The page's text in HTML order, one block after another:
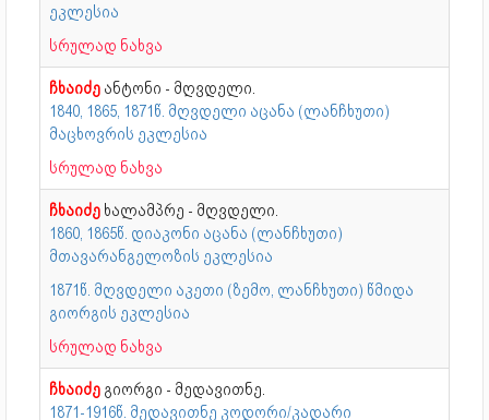
ეკლესია
სრულად ნახვა
ჩხაიძე ანტონი - მღვდელი.
1840, 1865, 1871წ. მღვდელი აცანა (ლანჩხუთი)
მაცხოვრის ეკლესია
სრულად ნახვა
ჩხაიძე ხალამპრე - მღვდელი.
1860, 1865წ. დიაკონი აცანა (ლანჩხუთი)
მთავარანგელოზის ეკლესია
1871წ. მღვდელი აკეთი (ზემო, ლანჩხუთი) წმიდა
გიორგის ეკლესია
სრულად ნახვა
ჩხაიძე გიორგი - მედავითნე.
1871-1916წ. მედავითნე კოდორი/კადარი